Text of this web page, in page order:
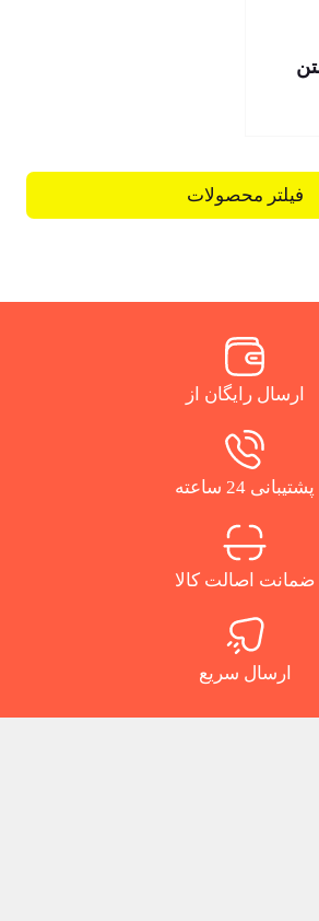
فیلتر محصولات
ارسال رایگان از
پشتیبانی 24 ساعته
ضمانت اصالت کالا
ارسال سریع